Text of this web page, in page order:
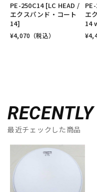
PE-250C14 [LC HEAD /
エクスパンド・コート
14]
¥4,070 （税込）
エ
14
¥
最近チェックした商品